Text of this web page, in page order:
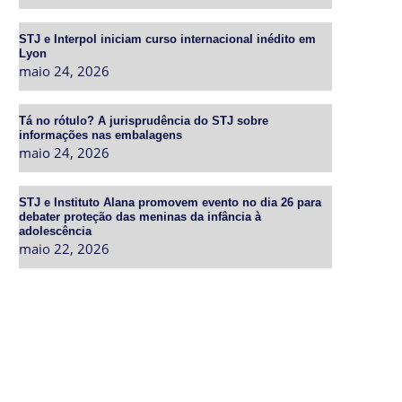
STJ e Interpol iniciam curso internacional inédito em
Lyon
maio 24, 2026
Tá no rótulo? A jurisprudência do STJ sobre
informações nas embalagens
maio 24, 2026
STJ e Instituto Alana promovem evento no dia 26 para
debater proteção das meninas da infância à
adolescência
maio 22, 2026